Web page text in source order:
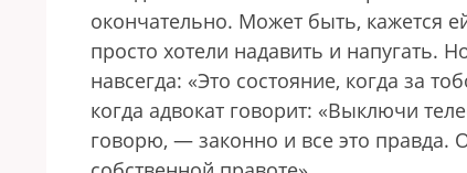
окончательно. Может быть, кажется
просто хотели надавить и напугать.
навсегда: «Это состояние, когда за
когда адвокат говорит: «Выключи
говорю, — законно и все это правда.